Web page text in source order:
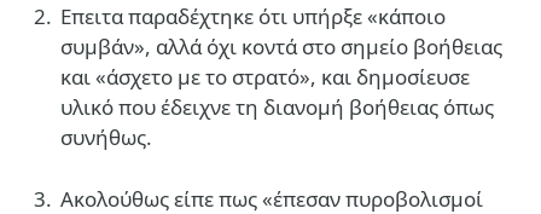
Επειτα παραδέχτηκε ότι υπήρξε «κάποιο
συμβάν», αλλά όχι κοντά στο σημείο βοήθειας
και «άσχετο με το στρατό», και δημοσίευσε
υλικό που έδειχνε τη διανομή βοήθειας όπως
συνήθως.
Ακολούθως είπε πως «έπεσαν πυροβολισμοί